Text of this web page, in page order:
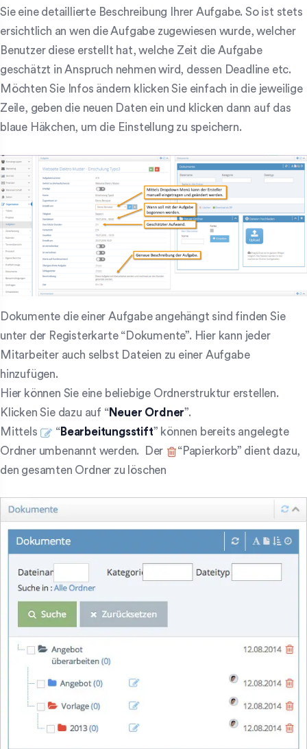
Sie eine detaillierte Beschreibung Ihrer Aufgabe. So ist stets
ersichtlich an wen die Aufgabe zugewiesen wurde, welcher
Benutzer diese erstellt hat, welche Zeit die Aufgabe
geschätzt in Anspruch nehmen wird, dessen Deadline etc.
Möchten Sie Infos ändern klicken Sie einfach in die jeweilige
Zeile, geben die neuen Daten ein und klicken dann auf das
blaue Häkchen, um die Einstellung zu speichern.
Dokumente die einer Aufgabe angehängt sind finden Sie
unter der Registerkarte “Dokumente”. Hier kann jeder
Mitarbeiter auch selbst Dateien zu einer Aufgabe
hinzufügen.
Hier können Sie eine beliebige Ordnerstruktur erstellen.
Klicken Sie dazu auf “Neuer Ordner”.
Mittels
“Bearbeitungsstift” können bereits angelegte
Ordner umbenannt werden. Der
“Papierkorb” dient dazu,
den gesamten Ordner zu löschen